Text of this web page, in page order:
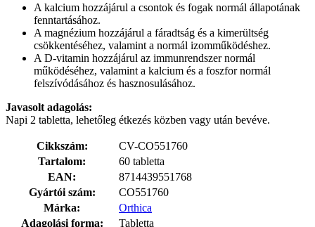
A kalcium hozzájárul a csontok és fogak normál állapotának
fenntartásához.
A magnézium hozzájárul a fáradtság és a kimerültség
csökkentéséhez, valamint a normál izomműködéshez.
A D-vitamin hozzájárul az immunrendszer normál
működéséhez, valamint a kalcium és a foszfor normál
felszívódásához és hasznosulásához.
Javasolt adagolás:
Napi 2 tabletta, lehetőleg étkezés közben vagy után bevéve.
Cikkszám:
CV-CO551760
Tartalom:
60 tabletta
EAN:
8714439551768
Gyártói szám:
CO551760
Márka:
Orthica
Adagolási forma:
Tabletta